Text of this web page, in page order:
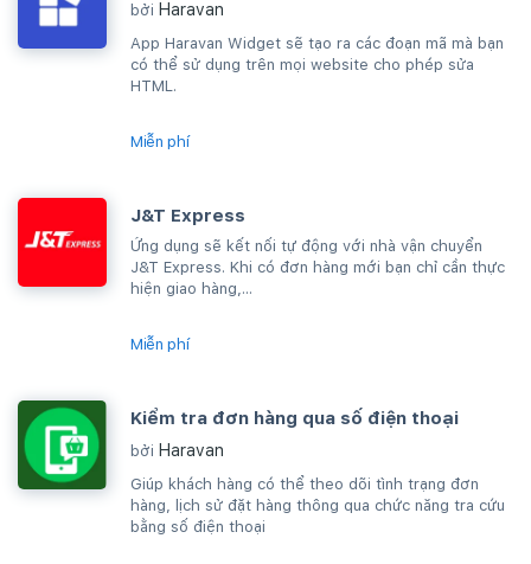
bởi Haravan
App Haravan Widget sẽ tạo ra các đoạn mã mà bạn
có thể sử dụng trên mọi website cho phép sửa
HTML.
Miễn phí
J&T Express
Ứng dụng sẽ kết nối tự động với nhà vận chuyển
J&T Express. Khi có đơn hàng mới bạn chỉ cần thực
hiện giao hàng,...
Miễn phí
Kiểm tra đơn hàng qua số điện thoại
bởi Haravan
Giúp khách hàng có thể theo dõi tình trạng đơn
hàng, lịch sử đặt hàng thông qua chức năng tra cứu
bằng số điện thoại